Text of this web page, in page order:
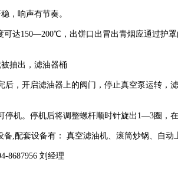
，响声有节奏。
达150—200℃，出饼口出冒出青烟应通过护
抽出，滤油器桶
，开启滤油器上的阀门，停止真空泵运转
机。停机后将调整螺杆顺时针旋出1—3圈，在
,配套设备有： 真空滤油机、滚筒炒锅、自动
8687956 刘经理